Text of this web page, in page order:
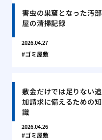
害虫の巣窟となった汚部
屋の清掃記録
2026.04.27
ゴミ屋敷
敷金だけでは足りない追
加請求に備えるための知
識
2026.04.26
ゴミ屋敷